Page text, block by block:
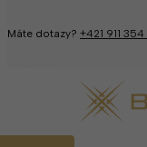
Máte dotazy? +421 911